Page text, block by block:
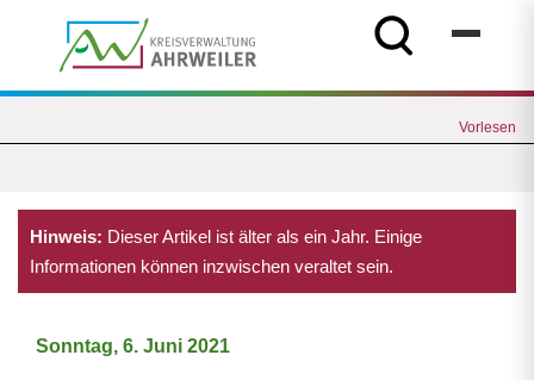
Vorlesen
Hinweis: Dieser Artikel ist älter als ein Jahr. Einige
Informationen können inzwischen veraltet sein.
Sonntag, 6. Juni 2021